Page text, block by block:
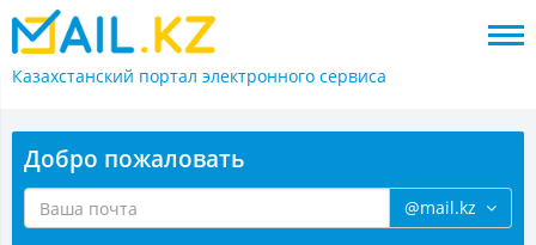
Казахстанский портал электронного сервиса
Добро пожаловать
@mail.kz